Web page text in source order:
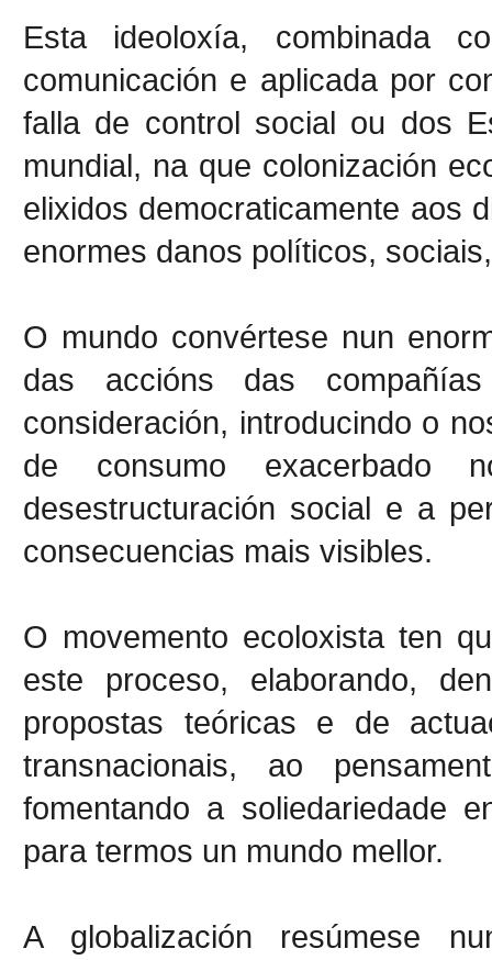
Esta ideoloxía, combinada
comunicación e aplicada por
falla de control social ou dos
mundial, na que colonización
elixidos democraticamente aos
enormes danos políticos,
O mundo convértese nun
das accións das
consideración, introducindo o
de consumo exacerbado
desestructuración social e a
consecuencias mais visibles.
O movemento ecoloxista ten
este proceso, elaborando,
propostas teóricas e de
transnacionais, ao
fomentando a soliedariedade
para termos un mundo mellor.
A globalización resúmese